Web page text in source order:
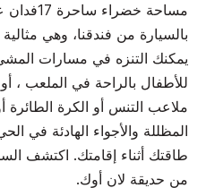
مساحة
بالسيارة من فندقنا، وهي
يمكنك التنزه في مسارات المشي
للأطفال بالراحة في الملعب ،
ملاعب التنس أو الكرة الطائرة
المظللة والأجواء الهادئة في
طاقتك أثناء إقامتك. اكتشف
من حديقة لان أوك.